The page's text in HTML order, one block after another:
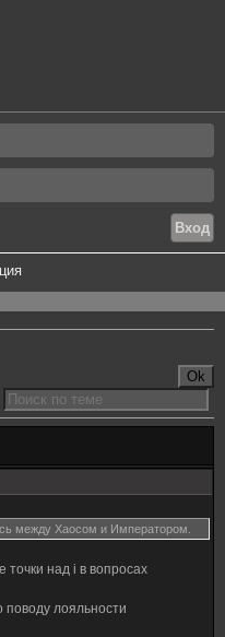
между Хаосом и Императором.
точки над i в вопросах
поводу лояльности